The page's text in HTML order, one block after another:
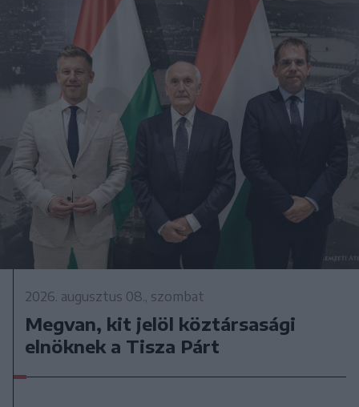
2026. augusztus 08., szombat
Megvan, kit jelöl köztársasági
elnöknek a Tisza Párt